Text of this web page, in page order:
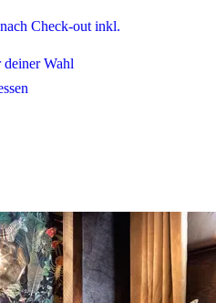
Check-out inkl.
Wahl